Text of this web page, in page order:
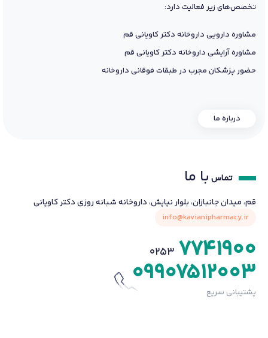
تخصص‌های زیر فعالیت دارد:
مشاوره دارویی داروخانه دکتر کاویانی قم
مشاوره آرایشی داروخانه دکتر کاویانی قم
حضور پزشکان مجرب در طبقات فوقانی داروخانه
درباره ما
تماس با ما
قم، میدان جانبازان، بلوار نیایش، داروخانه شبانه روزی دکتر کاویانی
info@kavianipharmacy.ir
0253 7741900
09907512003
پشتیبانی سریع